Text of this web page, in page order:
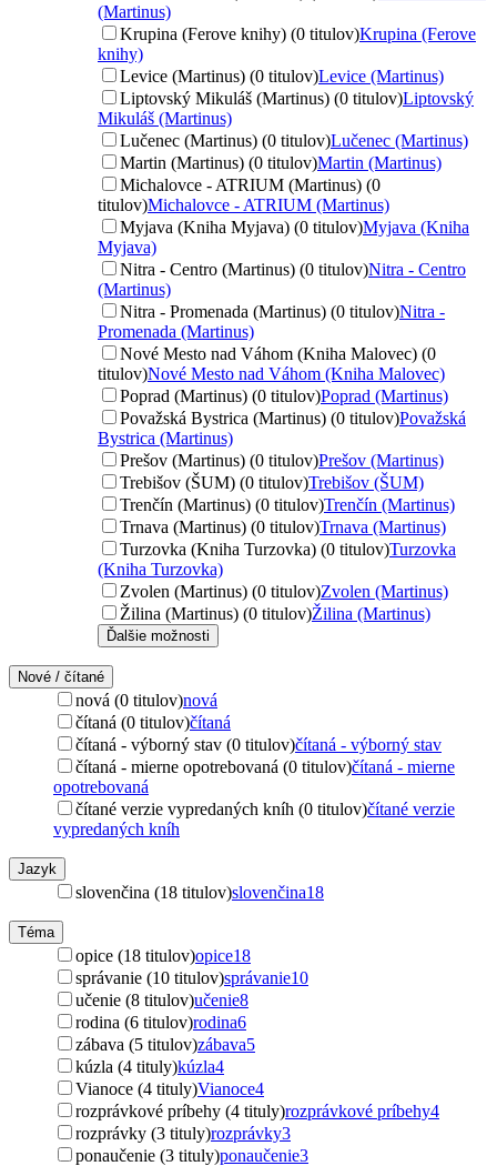
(Martinus)
Krupina (Ferove knihy) (0 titulov)Krupina (Ferove
knihy)
Levice (Martinus) (0 titulov)Levice (Martinus)
Liptovský Mikuláš (Martinus) (0 titulov)Liptovský
Mikuláš (Martinus)
Lučenec (Martinus) (0 titulov)Lučenec (Martinus)
Martin (Martinus) (0 titulov)Martin (Martinus)
Michalovce - ATRIUM (Martinus) (0
titulov)Michalovce - ATRIUM (Martinus)
Myjava (Kniha Myjava) (0 titulov)Myjava (Kniha
Myjava)
Nitra - Centro (Martinus) (0 titulov)Nitra - Centro
(Martinus)
Nitra - Promenada (Martinus) (0 titulov)Nitra -
Promenada (Martinus)
Nové Mesto nad Váhom (Kniha Malovec) (0
titulov)Nové Mesto nad Váhom (Kniha Malovec)
Poprad (Martinus) (0 titulov)Poprad (Martinus)
Považská Bystrica (Martinus) (0 titulov)Považská
Bystrica (Martinus)
Prešov (Martinus) (0 titulov)Prešov (Martinus)
Trebišov (ŠUM) (0 titulov)Trebišov (ŠUM)
Trenčín (Martinus) (0 titulov)Trenčín (Martinus)
Trnava (Martinus) (0 titulov)Trnava (Martinus)
Turzovka (Kniha Turzovka) (0 titulov)Turzovka
(Kniha Turzovka)
Zvolen (Martinus) (0 titulov)Zvolen (Martinus)
Žilina (Martinus) (0 titulov)Žilina (Martinus)
Ďalšie možnosti
Nové / čítané
nová (0 titulov)nová
čítaná (0 titulov)čítaná
čítaná - výborný stav (0 titulov)čítaná - výborný stav
čítaná - mierne opotrebovaná (0 titulov)čítaná - mierne
opotrebovaná
čítané verzie vypredaných kníh (0 titulov)čítané verzie
vypredaných kníh
Jazyk
slovenčina (18 titulov)slovenčina18
Téma
opice (18 titulov)opice18
správanie (10 titulov)správanie10
učenie (8 titulov)učenie8
rodina (6 titulov)rodina6
zábava (5 titulov)zábava5
kúzla (4 tituly)kúzla4
Vianoce (4 tituly)Vianoce4
rozprávkové príbehy (4 tituly)rozprávkové príbehy4
rozprávky (3 tituly)rozprávky3
ponaučenie (3 tituly)ponaučenie3